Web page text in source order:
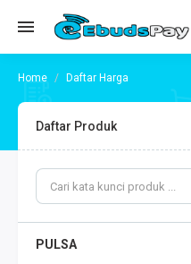
Daftar Harga
Daftar Produk
PULSA